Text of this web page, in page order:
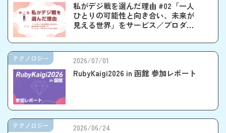
私がデジ戦を選んだ理由 #02「一人
ひとりの可能性と向き合い、未来が
見える世界」をサービス／プロダク
2026/07/01
RubyKaigi2026 in 函館 参加レポート
テクノロジー
2026/06/24
テクノロジー